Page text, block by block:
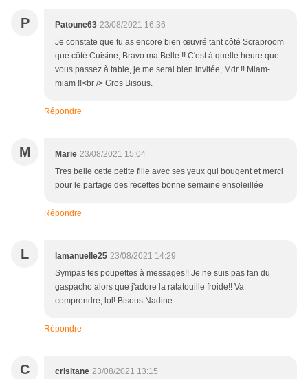
P Patoune63 23/08/2021 16:36
Je constate que tu as encore bien œuvré tant côté Scraproom
que côté Cuisine, Bravo ma Belle !! C'est à quelle heure que
vous passez à table, je me serai bien invitée, Mdr !! Miam-
miam !!<br /> Gros Bisous.
Répondre
M Marie 23/08/2021 15:04
Tres belle cette petite fille avec ses yeux qui bougent et merci
pour le partage des recettes bonne semaine ensoleillée
Répondre
L lamanuelle25 23/08/2021 14:29
Sympas tes poupettes à messages!! Je ne suis pas fan du
gaspacho alors que j'adore la ratatouille froide!! Va
comprendre, lol! Bisous Nadine
Répondre
C crisitane 23/08/2021 13:15